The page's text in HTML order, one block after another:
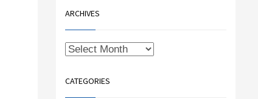
ARCHIVES
CATEGORIES